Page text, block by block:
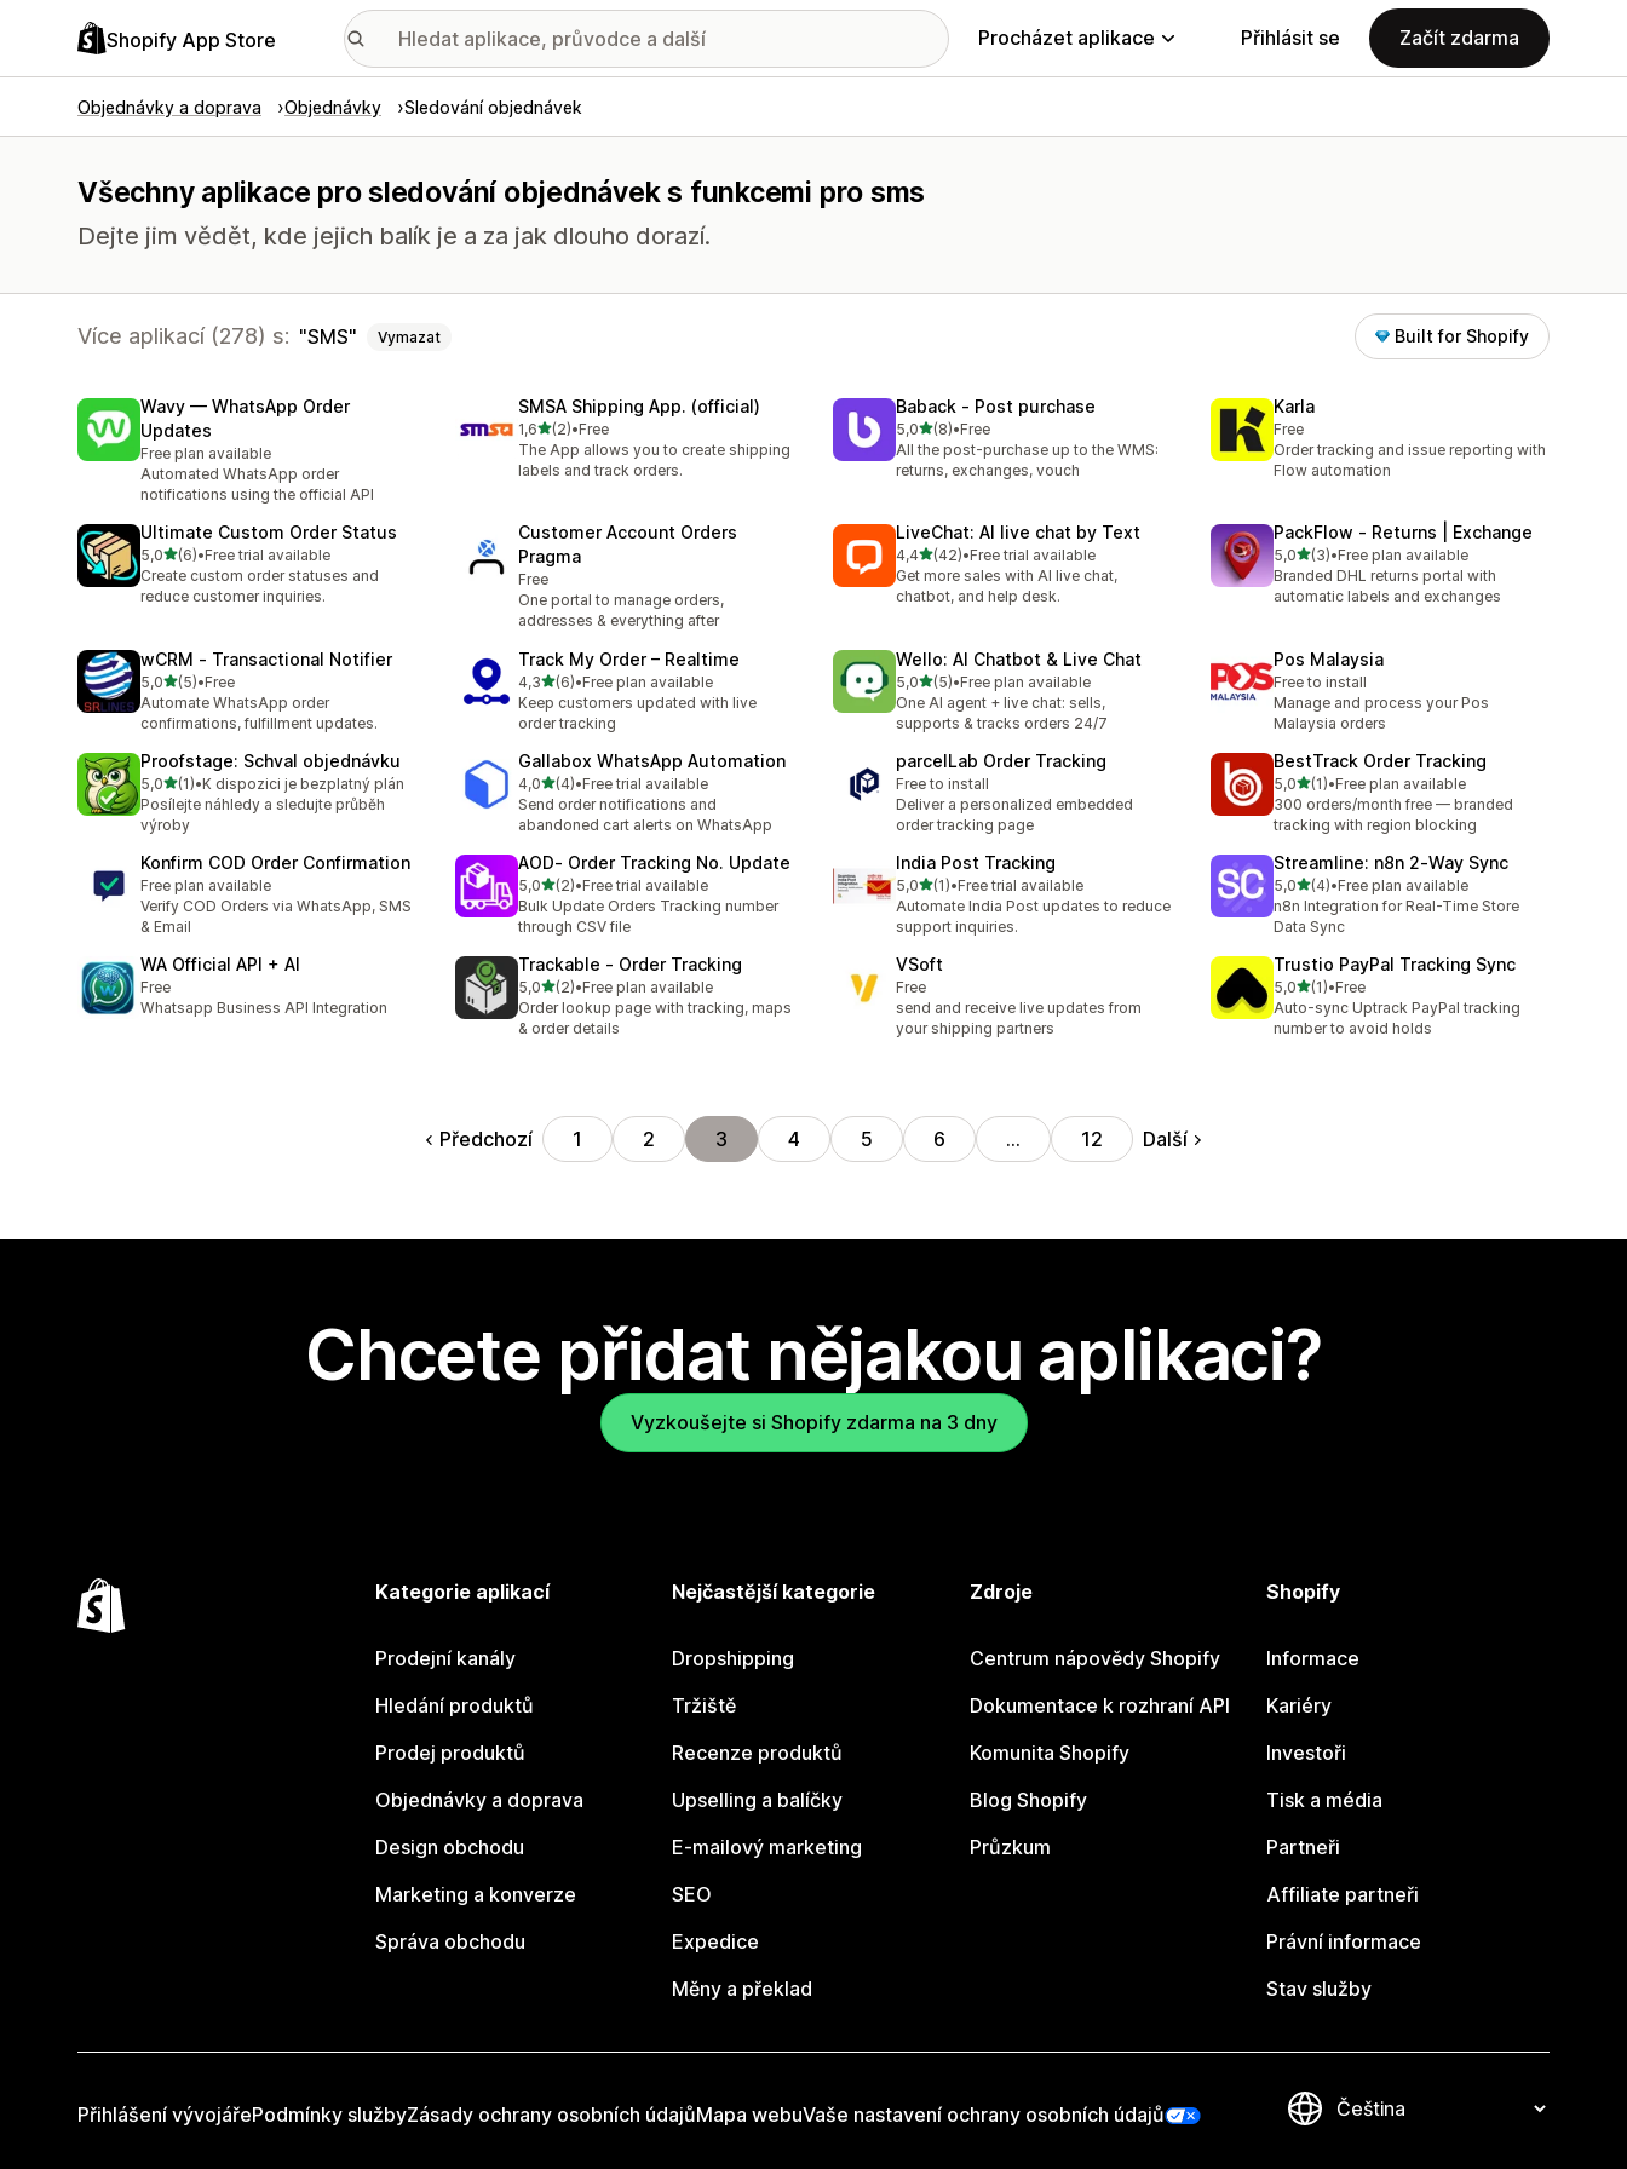
Shopify App Store Procházet aplikace Přihlásit se Začít zdarma
Objednávky a doprava Objednávky Sledování objednávek
Všechny aplikace pro sledování objednávek s funkcemi pro sms
Dejte jim vědět, kde jejich balík je a za jak dlouho dorazí.
Více aplikací (278) s: SMS Vymazat Built for Shopify
Wavy — WhatsApp Order
Updates
Free plan available
Automated WhatsApp order
notifications using the official API
SMSA Shipping App. (official)
1,6z 5 hvězd
(2)
Celkový počet recenzí: 2
•Free
The App allows you to create shipping
labels and track orders.
Baback ‑ Post purchase
5,0z 5 hvězd
(8)
Celkový počet recenzí: 8
•Free
All the post-purchase up to the WMS:
returns, exchanges, vouch
Karla
Free
Order tracking and issue reporting with
Flow automation
Ultimate Custom Order Status
5,0z 5 hvězd
(6)
Celkový počet recenzí: 6
•Free trial available
Create custom order statuses and
reduce customer inquiries.
Customer Account Orders
Pragma
Free
One portal to manage orders,
addresses & everything after
LiveChat: AI live chat by Text
4,4z 5 hvězd
(42)
Celkový počet recenzí: 42
•Free trial available
Get more sales with AI live chat,
chatbot, and help desk.
PackFlow ‑ Returns | Exchange
5,0z 5 hvězd
(3)
Celkový počet recenzí: 3
•Free plan available
Branded DHL returns portal with
automatic labels and exchanges
wCRM ‑ Transactional Notifier
5,0z 5 hvězd
(5)
Celkový počet recenzí: 5
•Free
Automate WhatsApp order
confirmations, fulfillment updates.
Track My Order – Realtime
4,3z 5 hvězd
(6)
Celkový počet recenzí: 6
•Free plan available
Keep customers updated with live
order tracking
Wello: AI Chatbot & Live Chat
5,0z 5 hvězd
(5)
Celkový počet recenzí: 5
•Free plan available
One AI agent + live chat: sells,
supports & tracks orders 24/7
Pos Malaysia
Free to install
Manage and process your Pos
Malaysia orders
Proofstage: Schval objednávku
5,0z 5 hvězd
(1)
Celkový počet recenzí: 1
•K dispozici je bezplatný plán
Posílejte náhledy a sledujte průběh
výroby
Gallabox WhatsApp Automation
4,0z 5 hvězd
(4)
Celkový počet recenzí: 4
•Free trial available
Send order notifications and
abandoned cart alerts on WhatsApp
parcelLab Order Tracking
Free to install
Deliver a personalized embedded
order tracking page
BestTrack Order Tracking
5,0z 5 hvězd
(1)
Celkový počet recenzí: 1
•Free plan available
300 orders/month free — branded
tracking with region blocking
Konfirm COD Order Confirmation
Free plan available
Verify COD Orders via WhatsApp, SMS
& Email
AOD‑ Order Tracking No. Update
5,0z 5 hvězd
(2)
Celkový počet recenzí: 2
•Free trial available
Bulk Update Orders Tracking number
through CSV file
India Post Tracking
5,0z 5 hvězd
(1)
Celkový počet recenzí: 1
•Free trial available
Automate India Post updates to reduce
support inquiries.
Streamline: n8n 2‑Way Sync
5,0z 5 hvězd
(4)
Celkový počet recenzí: 4
•Free plan available
n8n Integration for Real-Time Store
Data Sync
WA Official API + AI
Free
Whatsapp Business API Integration
Trackable ‑ Order Tracking
5,0z 5 hvězd
(2)
Celkový počet recenzí: 2
•Free plan available
Order lookup page with tracking, maps
& order details
VSoft
Free
send and receive live updates from
your shipping partners
Trustio PayPal Tracking Sync
5,0z 5 hvězd
(1)
Celkový počet recenzí: 1
•Free
Auto-sync Uptrack PayPal tracking
number to avoid holds
Předchozí 1 2 3 4 5 6 … 12 Další
Chcete přidat nějakou aplikaci?
Vyzkoušejte si Shopify zdarma na 3 dny
Kategorie aplikací
Prodejní kanály
Hledání produktů
Prodej produktů
Objednávky a doprava
Design obchodu
Marketing a konverze
Správa obchodu
Nejčastější kategorie
Dropshipping
Tržiště
Recenze produktů
Upselling a balíčky
E-mailový marketing
SEO
Expedice
Měny a překlad
Zdroje
Centrum nápovědy Shopify
Dokumentace k rozhraní API
Komunita Shopify
Blog Shopify
Průzkum
Shopify
Informace
Kariéry
Investoři
Tisk a média
Partneři
Affiliate partneři
Právní informace
Stav služby
Přihlášení vývojářePodmínky službyZásady ochrany osobních údajůMapa webuVaše nastavení ochrany osobních údajů